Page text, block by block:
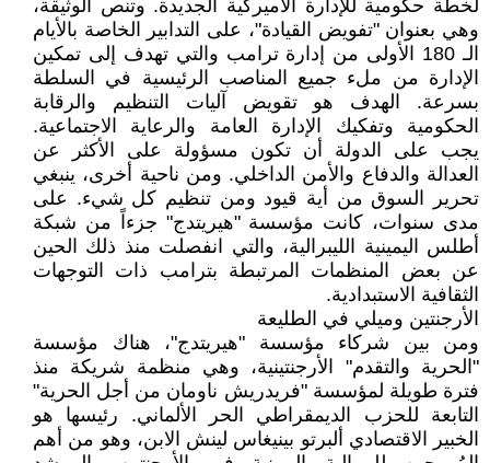
لخطة حكومية للإدارة الأميركية الجديدة. وتنص الوثيقة،
وهي بعنوان "تفويض القيادة"، على التدابير الخاصة بالأيام
الـ 180 الأولى من إدارة ترامب والتي تهدف إلى تمكين
الإدارة من ملء جميع المناصب الرئيسية في السلطة
بسرعة. الهدف هو تقويض آليات التنظيم والرقابة
الحكومية وتفكيك الإدارة العامة والرعاية الاجتماعية.
يجب على الدولة أن تكون مسؤولة على الأكثر عن
العدالة والدفاع والأمن الداخلي. ومن ناحية أخرى، ينبغي
تحرير السوق من أية قيود ومن تنظيم كل شيء. على
مدى سنوات، كانت مؤسسة "هيريتدج" جزءاً من شبكة
أطلس اليمينية الليبرالية، والتي انفصلت منذ ذلك الحين
عن بعض المنظمات المرتبطة بترامب ذات التوجهات
الثقافية الاستبدادية.
الأرجنتين وميلي في الطليعة
ومن بين شركاء مؤسسة "هيريتدج"، هناك مؤسسة
"الحرية والتقدم" الأرجنتينية، وهي منظمة شريكة منذ
فترة طويلة لمؤسسة "فريدريش ناومان من أجل الحرية"
التابعة للحزب الديمقراطي الحر الألماني. رئيسها هو
الخبير الاقتصادي ألبرتو بينيغاس لينش الابن، وهو من أهم